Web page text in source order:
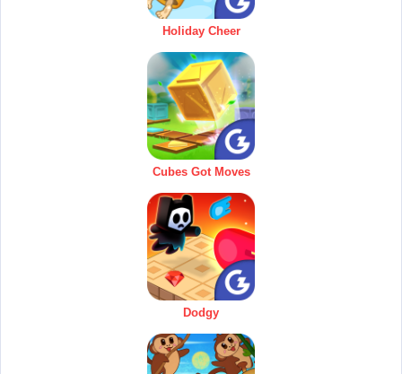
Holiday Cheer
Cubes Got Moves
Dodgy